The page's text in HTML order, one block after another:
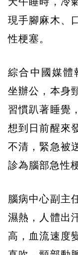
現手腳麻木、
性梗塞。
綜合中國媒體
坐辦公，本身
習慣趴著睡覺
想到日前醒來
不清，緊急被
診為腦部急性
腦病中心副主
濕熱，人體出
高，血流速度